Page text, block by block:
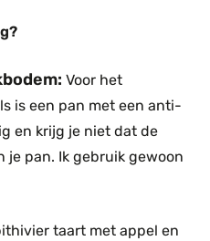
Voor het
is een pan met een anti-
en krijg je niet dat de
je pan. Ik gebruik gewoon
taart met appel en